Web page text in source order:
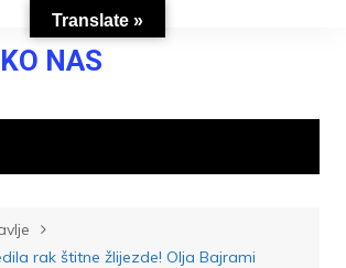
NAS
rak štitne žlijezde! Olja Bajrami
Translate »